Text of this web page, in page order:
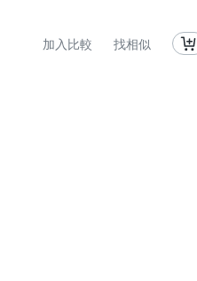
加入比較 找相似